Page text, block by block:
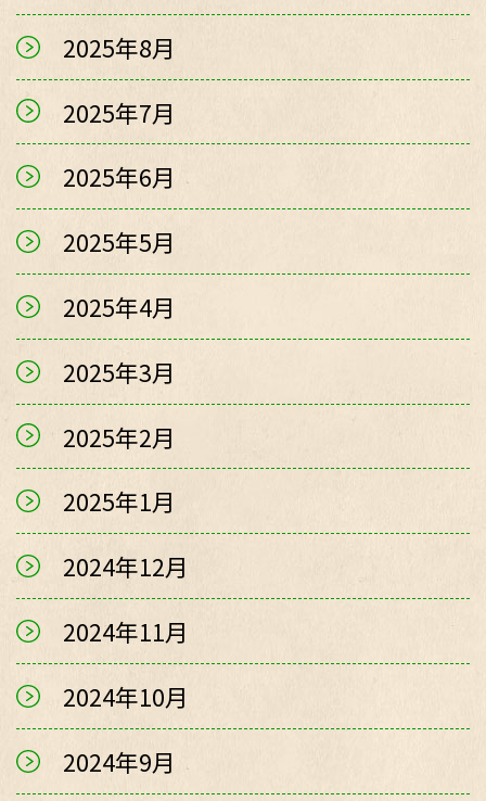
2025年8月
2025年7月
2025年6月
2025年5月
2025年4月
2025年3月
2025年2月
2025年1月
2024年12月
2024年11月
2024年10月
2024年9月